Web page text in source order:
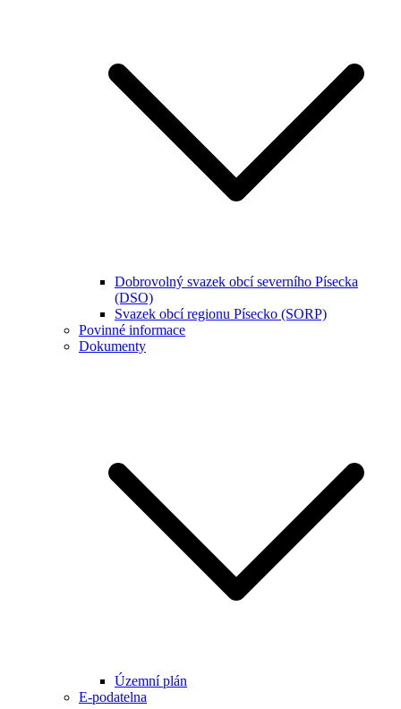
Dobrovolný svazek obcí severního Písecka
(DSO)
Svazek obcí regionu Písecko (SORP)
Povinné informace
Dokumenty
Územní plán
E-podatelna